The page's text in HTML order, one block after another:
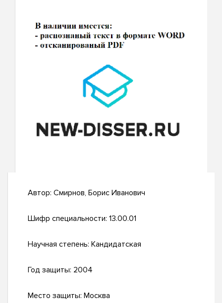
Автор: Смирнов, Борис Иванович
Шифр специальности: 13.00.01
Научная степень: Кандидатская
Год защиты: 2004
Место защиты: Москва